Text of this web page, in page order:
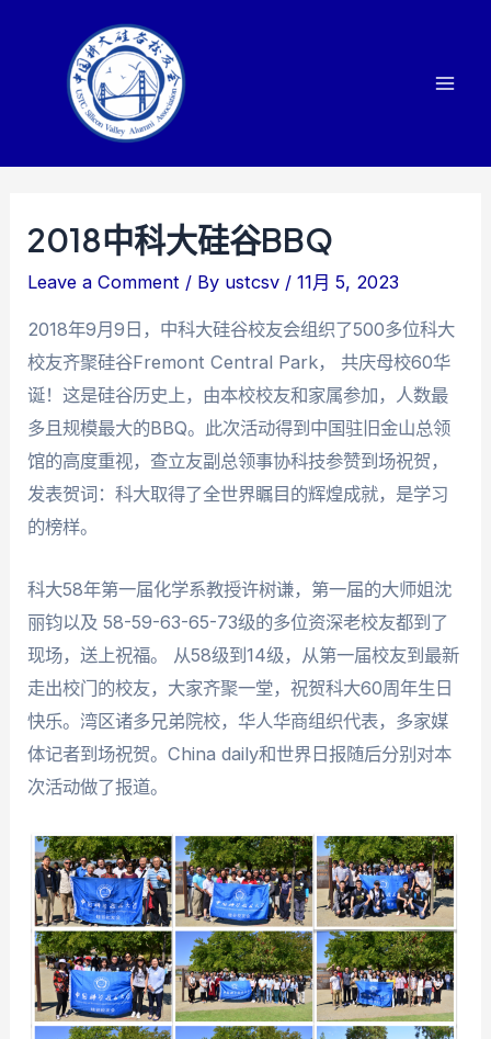
2018中科大硅谷BBQ
Leave a Comment / By ustcsv /11月 5, 2023
2018年9月9日，中科大硅谷校友会组织了500多位科大
校友齐聚硅谷Fremont Central Park， 共庆母校60华
诞！这是硅谷历史上，由本校校友和家属参加，人数最
多且规模最大的BBQ。此次活动得到中国驻旧金山总领
馆的高度重视，查立友副总领事协科技参赞到场祝贺，
发表贺词：科大取得了全世界瞩目的辉煌成就，是学习
的榜样。
科大58年第一届化学系教授许树谦，第一届的大师姐沈
丽钧以及 58-59-63-65-73级的多位资深老校友都到了
现场，送上祝福。 从58级到14级，从第一届校友到最新
走出校门的校友，大家齐聚一堂，祝贺科大60周年生日
快乐。湾区诸多兄弟院校，华人华商组织代表，多家媒
体记者到场祝贺。China daily和世界日报随后分别对本
次活动做了报道。